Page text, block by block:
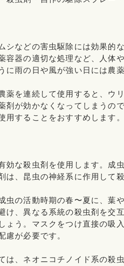
シなどの害虫駆除には効果的
容器の適切な処理など、人体
に雨の日や風が強い日には農
薬を連続して使用すると、ウ
剤が効かなくなってしまうの
用することをおすすめします。
効な殺虫剤を使用します。成
は、昆虫の神経系に作用して殺
虫の活動時期の春〜夏に、葉
け、異なる系統の殺虫剤を交
ょう。マスクをつけ直接の吸
慮が必要です。
は、ネオニコチノイド系の殺